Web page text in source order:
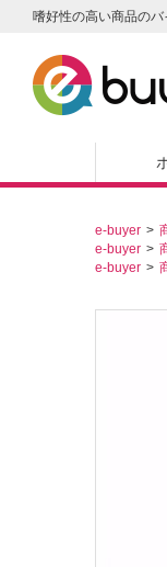
嗜好性の高い商品の
e-buyer
e-buyer
e-buyer